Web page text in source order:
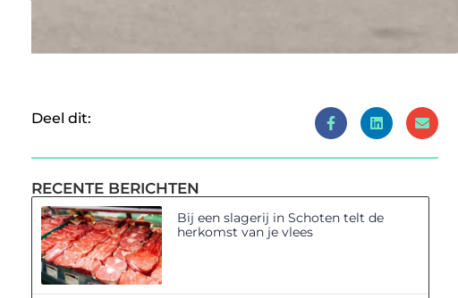
Deel dit:
RECENTE BERICHTEN
Bij een slagerij in Schoten telt de
herkomst van je vlees